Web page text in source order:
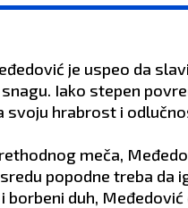
je uspeo da slavi
Iako stepen
svoju hrabrost i
meča,
popodne treba da
duh,
kolegama.
situacije da uđu u
osobom s posla.
ZDRAVLJE: